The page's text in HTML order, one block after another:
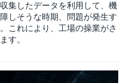
集したデータを利用して、機
しそうな時期、問題が発生す
これにより、工場の操業がさ
す。